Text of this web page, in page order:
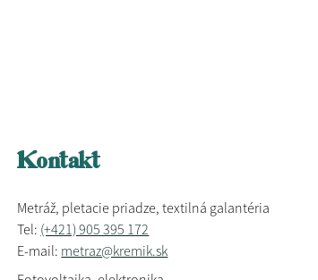
Kontakt
Metráž, pletacie priadze, textilná galantéria
Tel: (+421) 905 395 172
E-mail: metraz@kremik.sk